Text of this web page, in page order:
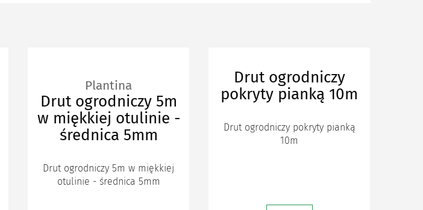
Plantina
Drut ogrodniczy 5m
w miękkiej otulinie -
średnica 5mm
Drut ogrodniczy 5m w miękkiej
otulinie - średnica 5mm
Drut ogrodniczy
pokryty pianką 10m
Drut ogrodniczy pokryty pianką
10m